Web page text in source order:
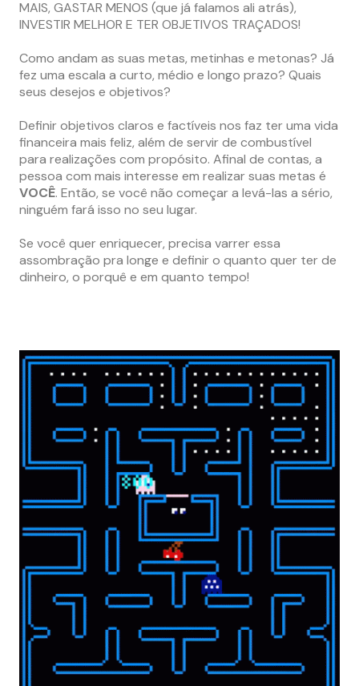
MAIS, GASTAR MENOS (que já falamos ali atrás),
INVESTIR MELHOR E TER OBJETIVOS TRAÇADOS!
Como andam as suas metas, metinhas e metonas? Já
fez uma escala a curto, médio e longo prazo? Quais
seus desejos e objetivos?
Definir objetivos claros e factíveis nos faz ter uma vida
financeira mais feliz, além de servir de combustível
para realizações com propósito. Afinal de contas, a
pessoa com mais interesse em realizar suas metas é
VOCÊ. Então, se você não começar a levá-las a sério,
ninguém fará isso no seu lugar.
Se você quer enriquecer, precisa varrer essa
assombração pra longe e definir o quanto quer ter de
dinheiro, o porquê e em quanto tempo!